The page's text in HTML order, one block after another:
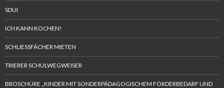
SDUI
ICH KANN KOCHEN!
SCHLIESSFÄCHER MIETEN
TRIERER SCHULWEGWEISER
BROSCHÜRE „KINDER MIT SONDERPÄDAGOGISCHEM FÖRDERBEDARF UND